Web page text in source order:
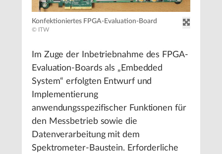
Konfektioniertes FPGA-Evaluation-Board
© ITW
Im Zuge der Inbetriebnahme des FPGA-
Evaluation-Boards als „Embedded
System“ erfolgten Entwurf und
Implementierung
anwendungsspezifischer Funktionen für
den Messbetrieb sowie die
Datenverarbeitung mit dem
Spektrometer-Baustein. Erforderliche